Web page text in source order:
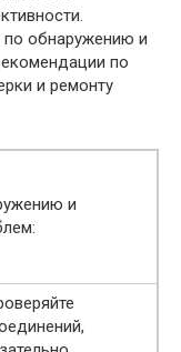
по обнаружению и
по
и ремонту
и